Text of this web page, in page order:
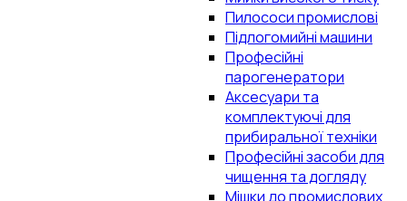
Пилососи промислові
Підлогомийні машини
Професійні
парогенератори
Аксесуари та
комплектуючі для
прибиральної техніки
Професійні засоби для
чищення та догляду
Мішки до промислових